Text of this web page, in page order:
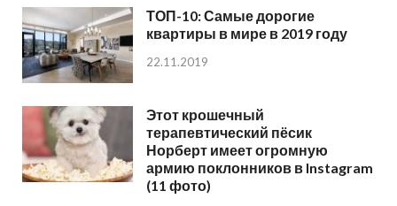
ТОП-10: Самые дорогие
квартиры в мире в 2019 году
22.11.2019
Этот крошечный
терапевтический пёсик
Норберт имеет огромную
армию поклонников в Instagram
(11 фото)